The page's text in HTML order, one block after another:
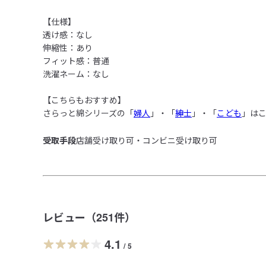
【仕様】
透け感：なし
伸縮性：あり
フィット感：普通
洗濯ネーム：なし
【こちらもおすすめ】
さらっと綿シリーズの「婦人 」・「紳士 」・「こども 」は
受取手段店舗受け取り可・コンビニ受け取り可
レビュー（251件）
4.1 / 5